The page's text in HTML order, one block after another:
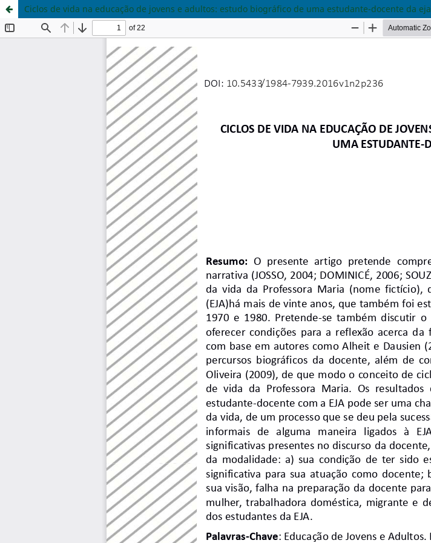
Ciclos de vida na educação de jovens e adultos: estudo biográfico de uma estudante-docente da eja